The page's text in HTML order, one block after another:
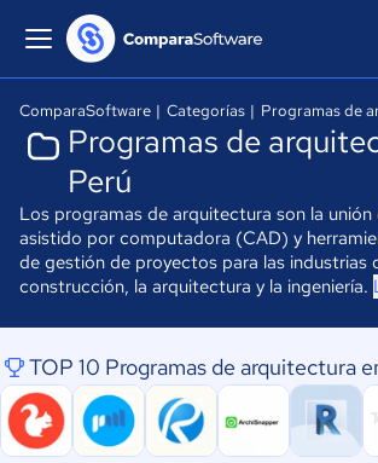
ComparaSoftware | Categorías | Programas de
Programas de
Perú
Los programas de arquitectura son la unión
asistido por computadora (CAD) y
de gestión de proyectos para las industrias
construcción, la arquitectura y la ingeniería.
TOP 10 Programas de arquitectura